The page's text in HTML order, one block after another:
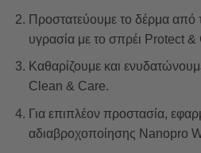
Προστατεύουμε το δέρμα από
υγρασία με το σπρέι Protect &
Καθαρίζουμε και
Clean & Care.
Για επιπλέον προστασία,
αδιαβροχοποίησης Nanopro